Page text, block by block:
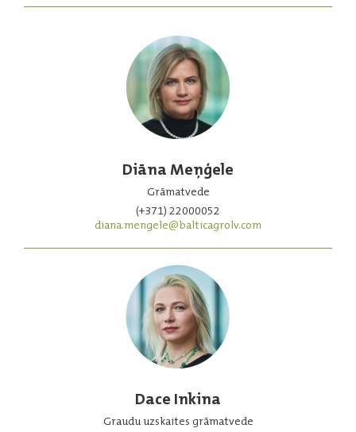
Diāna Meņģele
Grāmatvede
(+371) 22000052
diana.mengele@balticagrolv.com
Dace Inkina
Graudu uzskaites grāmatvede